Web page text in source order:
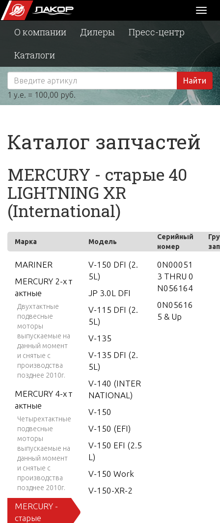
О компании Дилеры
Пресс-центр
Каталоги
Найти
1 у.е. = 100,00 руб.
Каталог запчастей
MERCURY - старые 40
LIGHTNING XR
(International)
Марка Модель
Серийный
номер
MARINER
MERCURY 2-х т
актные
Двухтактные
подвесные
моторы
выпускаемые на
данный момент
и снятые с
производства
позднее 2010г.
MERCURY 4-х т
актные
Четырехтактные
подвесные
моторы
выпускаемые на
данный момент
и снятые с
производства
позднее 2010г.
MERCURY -
старые
V-150 DFI (2.
5L)
JP 3.0L DFI
V-115 DFI (2.
5L)
V-135
V-135 DFI (2.
5L)
V-140 (INTER
NATIONAL)
V-150
V-150 (EFI)
V-150 EFI (2.5
L)
V-150 Work
V-150-XR-2
0N00051
3 THRU 0
N056164
0N05616
5 & Up